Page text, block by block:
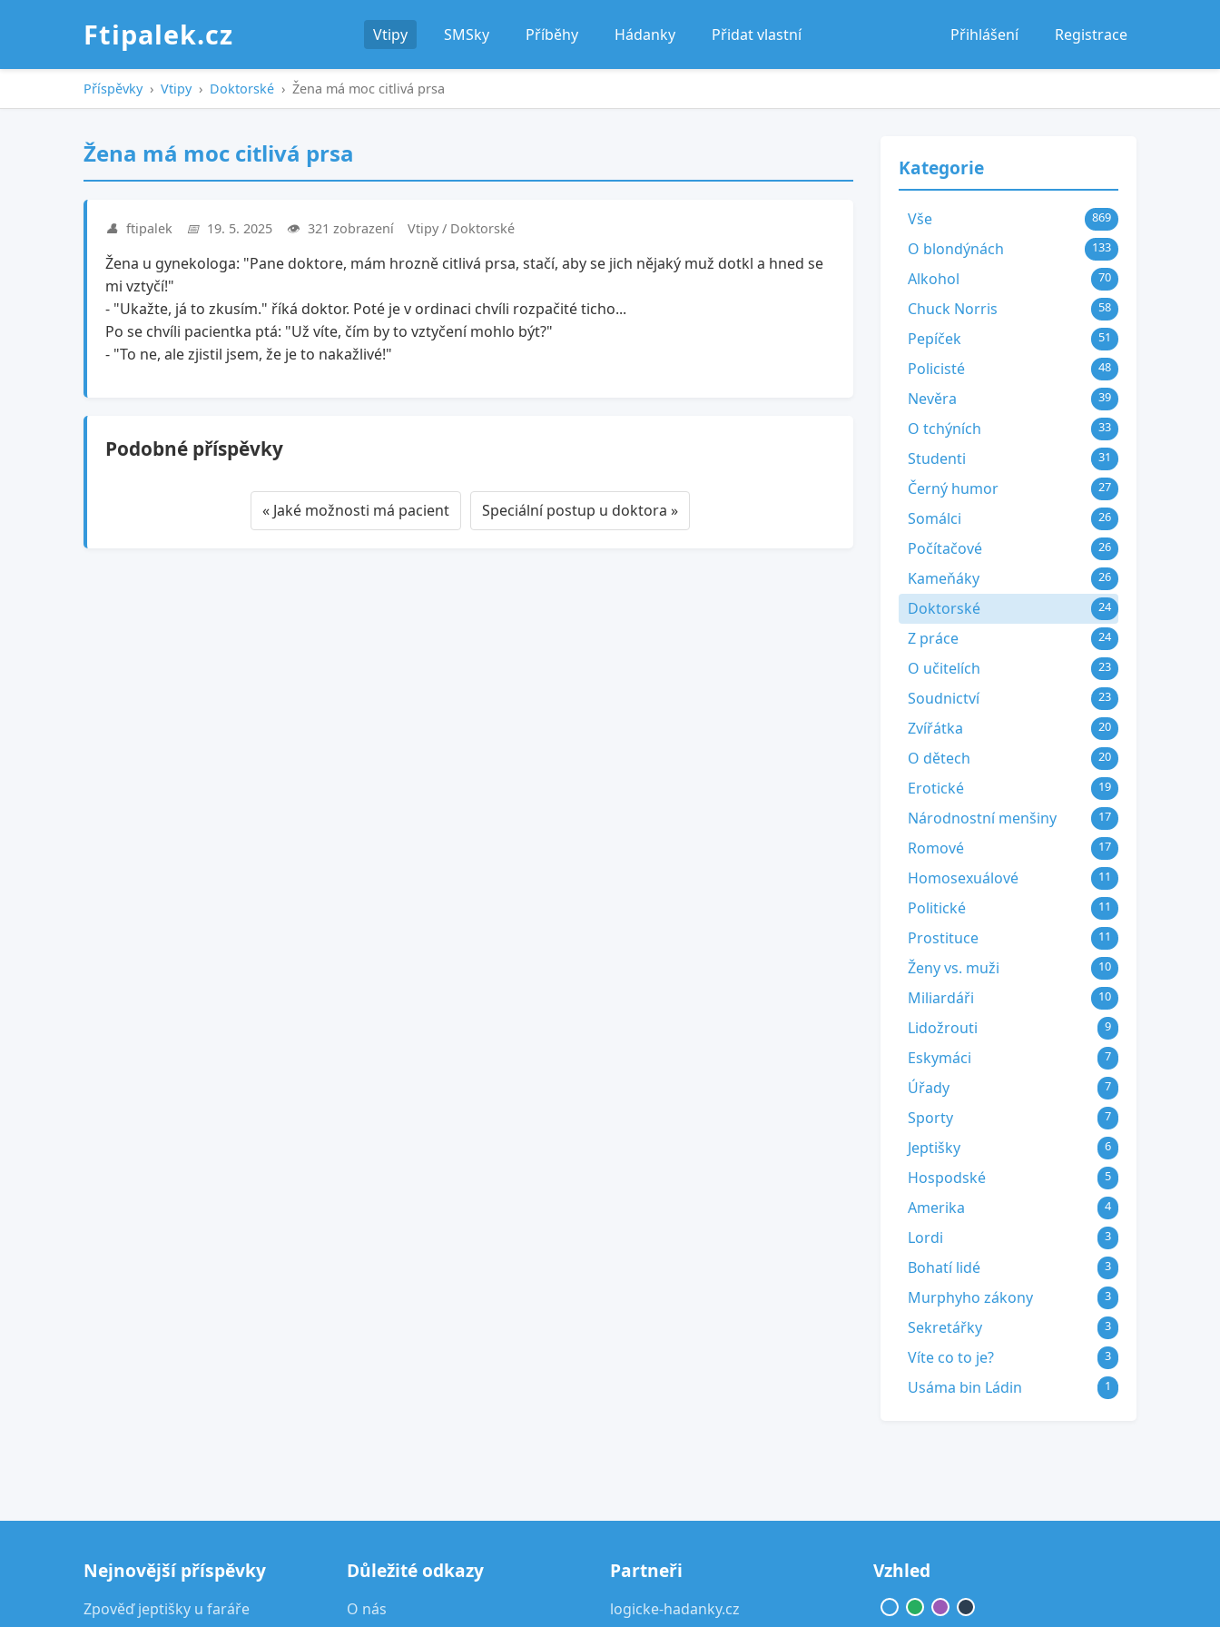
Ftipalek.cz Vtipy SMSky Příběhy Hádanky Přidat vlastní Přihlášení Registrace
Příspěvky › Vtipy › Doktorské › Žena má moc citlivá prsa
Žena má moc citlivá prsa
👤 ftipalek 📅 19. 5. 2025 👁️ 321 zobrazení Vtipy / Doktorské
Žena u gynekologa: "Pane doktore, mám hrozně citlivá prsa, stačí, aby se jich nějaký muž dotkl a hned se
mi vztyčí!"
- "Ukažte, já to zkusím." říká doktor. Poté je v ordinaci chvíli rozpačité ticho...
Po se chvíli pacientka ptá: "Už víte, čím by to vztyčení mohlo být?"
- "To ne, ale zjistil jsem, že je to nakažlivé!"
Podobné příspěvky
« Jaké možnosti má pacient Speciální postup u doktora »
Kategorie
Vše 869
O blondýnách 133
Alkohol 70
Chuck Norris 58
Pepíček 51
Policisté 48
Nevěra 39
O tchýních 33
Studenti 31
Černý humor 27
Somálci 26
Počítačové 26
Kameňáky 26
Doktorské 24
Z práce 24
O učitelích 23
Soudnictví 23
Zvířátka 20
O dětech 20
Erotické 19
Národnostní menšiny 17
Romové 17
Homosexuálové 11
Politické 11
Prostituce 11
Ženy vs. muži 10
Miliardáři 10
Lidožrouti 9
Eskymáci 7
Úřady 7
Sporty 7
Jeptišky 6
Hospodské 5
Amerika 4
Lordi 3
Bohatí lidé 3
Murphyho zákony 3
Sekretářky 3
Víte co to je? 3
Usáma bin Ládin 1
Nejnovější příspěvky
Zpověď jeptišky u faráře
Důležité odkazy
O nás
Partneři
logicke-hadanky.cz
Vzhled